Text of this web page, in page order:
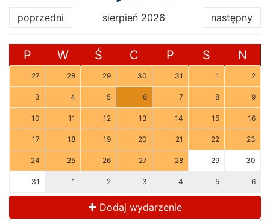
poprzedni sierpień 2026 następny
P W Ś C P S N
27 28 29 30 31 1 2
3 4 5 6 7 8 9
10 11 12 13 14 15 16
17 18 19 20 21 22 23
24 25 26 27 28 29 30
31 1 2 3 4 5 6
Dodaj wydarzenie